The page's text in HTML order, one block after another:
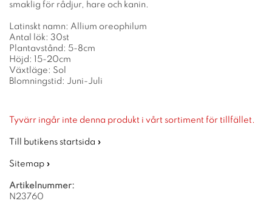
smaklig för rådjur, hare och kanin.
Latinskt namn: Allium oreophilum
Antal lök: 30st
Plantavstånd: 5-8cm
Höjd: 15-20cm
Växtläge: Sol
Blomningstid: Juni-Juli
Tyvärr ingår inte denna produkt i vårt sortiment för tillfället.
Till butikens startsida »
Sitemap »
Artikelnummer:
N23760